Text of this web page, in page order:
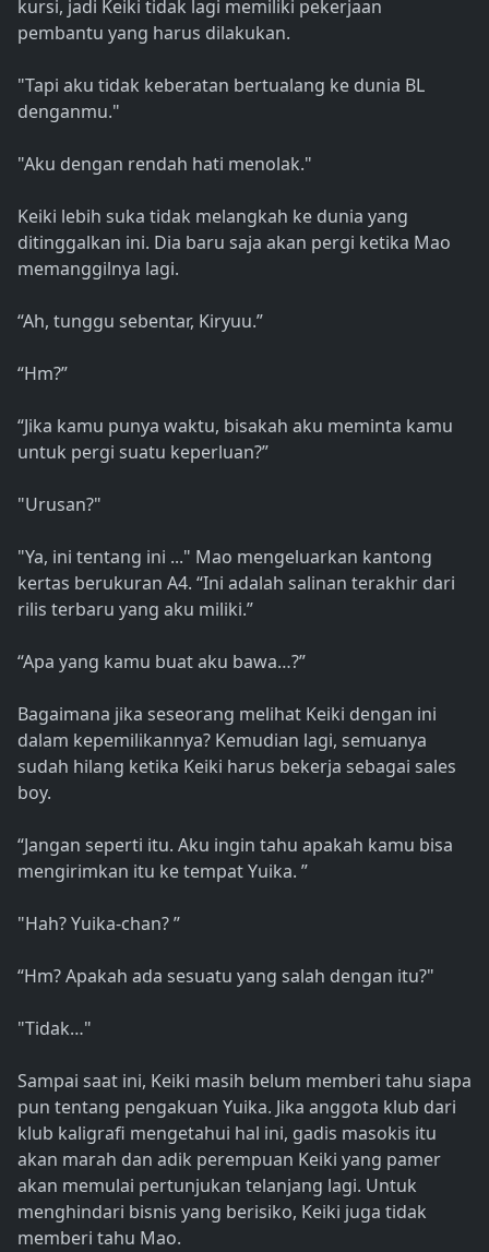
kursi, jadi Keiki tidak lagi memiliki pekerjaan
pembantu yang harus dilakukan.
"Tapi aku tidak keberatan bertualang ke dunia BL
denganmu."
"Aku dengan rendah hati menolak."
Keiki lebih suka tidak melangkah ke dunia yang
ditinggalkan ini. Dia baru saja akan pergi ketika Mao
memanggilnya lagi.
“Ah, tunggu sebentar, Kiryuu.”
“Hm?”
“Jika kamu punya waktu, bisakah aku meminta kamu
untuk pergi suatu keperluan?”
"Urusan?"
"Ya, ini tentang ini ..." Mao mengeluarkan kantong
kertas berukuran A4. “Ini adalah salinan terakhir dari
rilis terbaru yang aku miliki.”
“Apa yang kamu buat aku bawa…?”
Bagaimana jika seseorang melihat Keiki dengan ini
dalam kepemilikannya? Kemudian lagi, semuanya
sudah hilang ketika Keiki harus bekerja sebagai sales
boy.
“Jangan seperti itu. Aku ingin tahu apakah kamu bisa
mengirimkan itu ke tempat Yuika. ”
"Hah? Yuika-chan? ”
“Hm? Apakah ada sesuatu yang salah dengan itu?"
"Tidak…"
Sampai saat ini, Keiki masih belum memberi tahu siapa
pun tentang pengakuan Yuika. Jika anggota klub dari
klub kaligrafi mengetahui hal ini, gadis masokis itu
akan marah dan adik perempuan Keiki yang pamer
akan memulai pertunjukan telanjang lagi. Untuk
menghindari bisnis yang berisiko, Keiki juga tidak
memberi tahu Mao.